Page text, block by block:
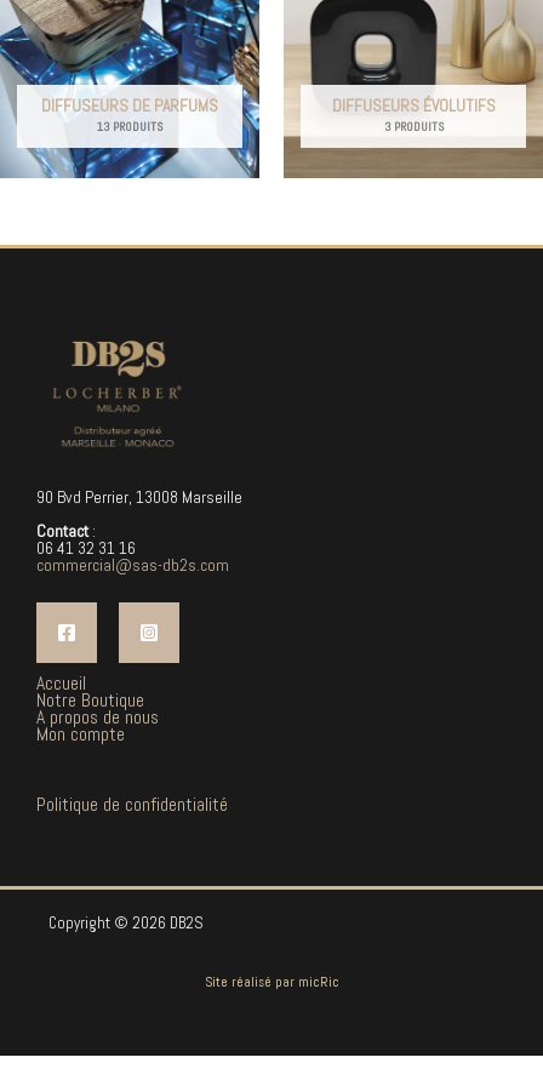
DIFFUSEURS DE PARFUMS
13 PRODUITS
DIFFUSEURS ÉVOLUTIFS
3 PRODUITS
90 Bvd Perrier, 13008 Marseille
Contact:
06 41 32 31 16
commercial@sas-db2s.com
Accueil
Notre Boutique
A propos de nous
Mon compte
Politique de confidentialité
Copyright © 2026 DB2S
Site réalisé par micRic